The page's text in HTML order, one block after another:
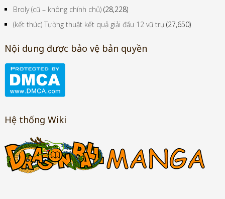
Broly (cũ – không chính chủ) (28,228)
(kết thúc) Tường thuật kết quả giải đấu 12 vũ trụ (27,650)
Nội dung được bảo vệ bản quyền
Hệ thống Wiki